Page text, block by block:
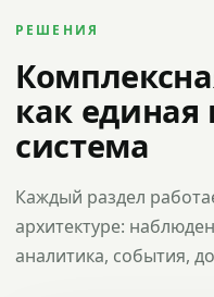
РЕШЕНИЯ
как
система
Каждый раздел
архитектуре:
аналитика, события,